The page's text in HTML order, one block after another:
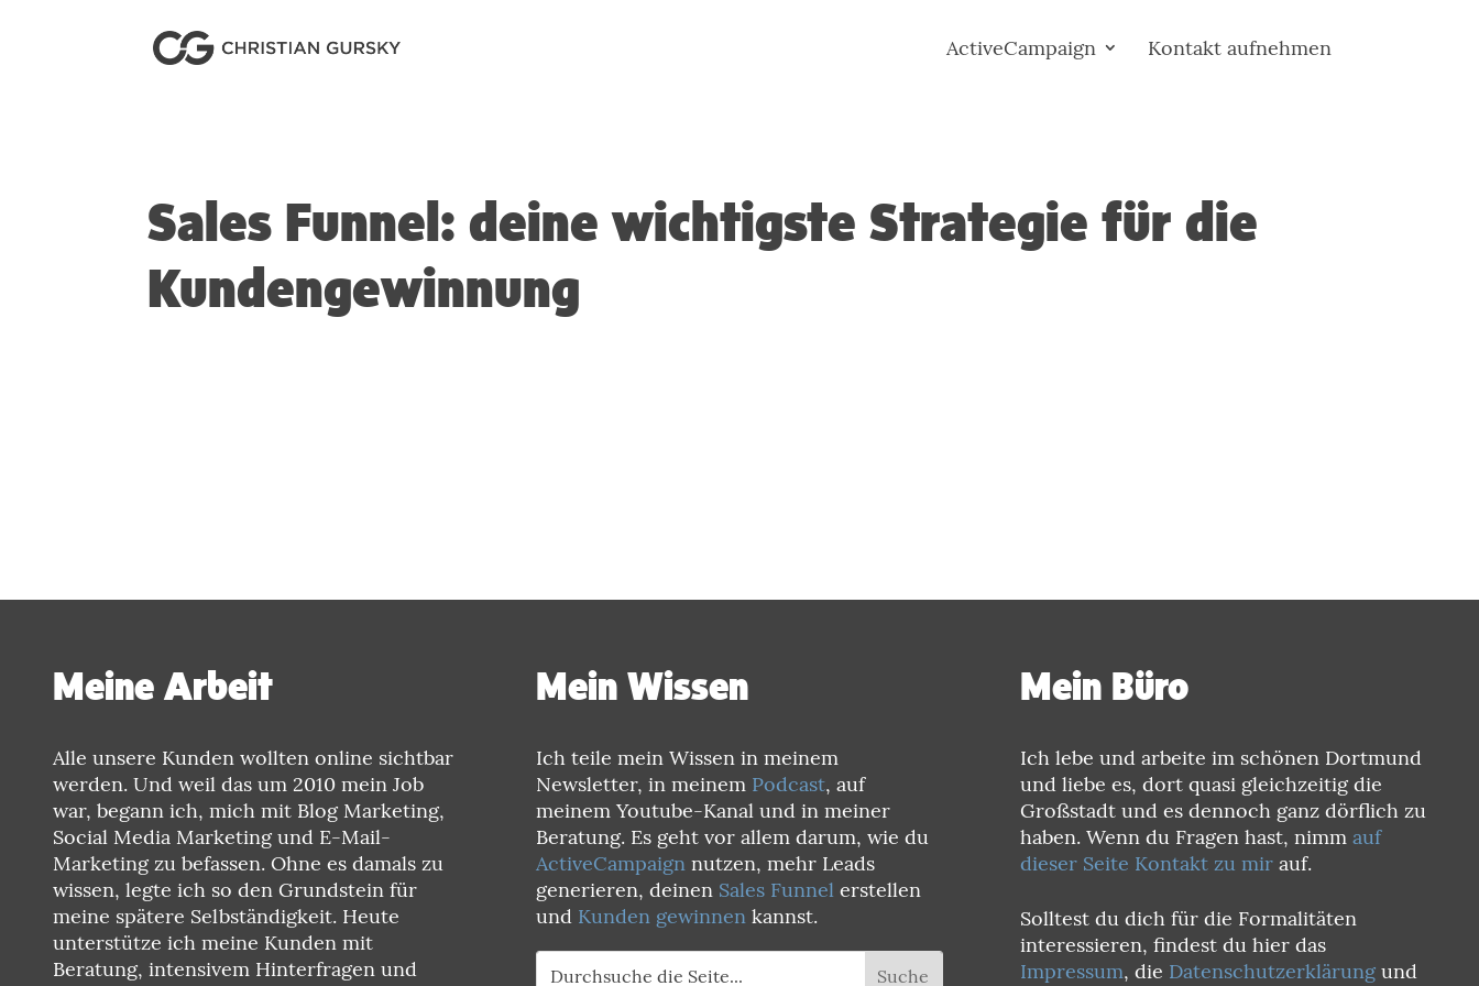
ActiveCampaign Kontakt aufnehmen
Sales Funnel: deine wichtigste Strategie für die
Kundengewinnung
Meine Arbeit
Alle unsere Kunden wollten online sichtbar
werden. Und weil das um 2010 mein Job
war, begann ich, mich mit Blog Marketing,
Social Media Marketing und E-Mail-
Marketing zu befassen. Ohne es damals zu
wissen, legte ich so den Grundstein für
meine spätere Selbständigkeit. Heute
unterstütze ich meine Kunden mit
Beratung, intensivem Hinterfragen und
Mein Wissen
Ich teile mein Wissen in meinem
Newsletter, in meinem Podcast, auf
meinem Youtube-Kanal und in meiner
Beratung. Es geht vor allem darum, wie du
ActiveCampaign nutzen, mehr Leads
generieren, deinen Sales Funnel erstellen
und Kunden gewinnen kannst.
Mein Büro
Ich lebe und arbeite im schönen Dortmund
und liebe es, dort quasi gleichzeitig die
Großstadt und es dennoch ganz dörflich zu
haben. Wenn du Fragen hast, nimm auf
dieser Seite Kontakt zu mirauf.
Solltest du dich für die Formalitäten
interessieren, findest du hier das
Impressum, die Datenschutzerklärungund